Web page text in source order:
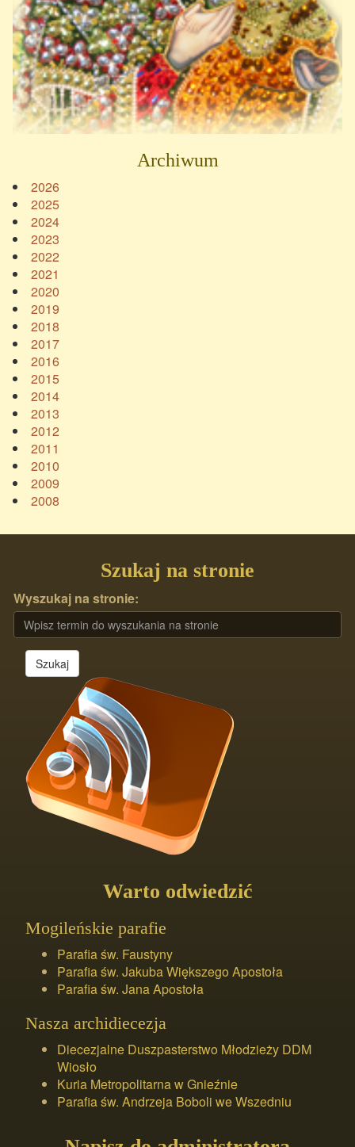
Archiwum
2026
2025
2024
2023
2022
2021
2020
2019
2018
2017
2016
2015
2014
2013
2012
2011
2010
2009
2008
Szukaj na stronie
Wyszukaj na stronie:
Szukaj
Warto odwiedzić
Mogileńskie parafie
Parafia św. Faustyny
Parafia św. Jakuba Większego Apostoła
Parafia św. Jana Apostoła
Nasza archidiecezja
Diecezjalne Duszpasterstwo Młodzieży DDM
Wiosło
Kuria Metropolitarna w Gnieźnie
Parafia św. Andrzeja Boboli we Wszedniu